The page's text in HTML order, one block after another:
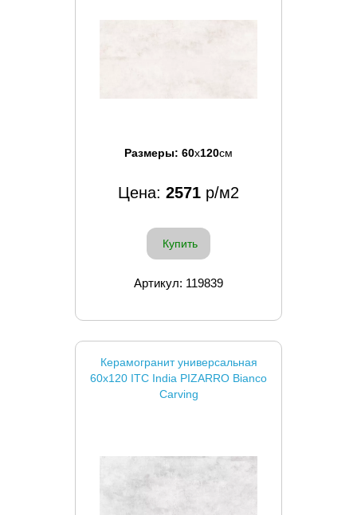
Размеры: 60x120см
Цена: 2571 р/м2
Купить
Артикул: 119839
Керамогранит универсальная
60x120 ITC India PIZARRO Bianco
Carving